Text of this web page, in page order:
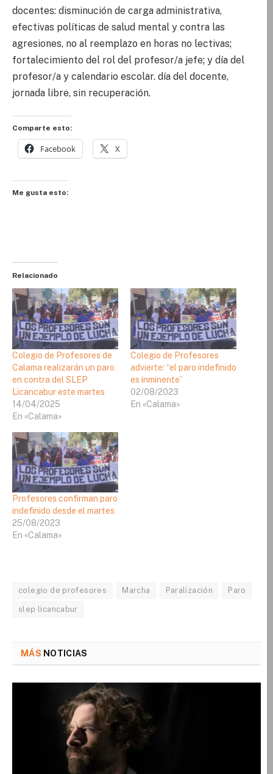
docentes: disminución de carga administrativa,
efectivas políticas de salud mental y contra las
agresiones, no al reemplazo en horas no lectivas;
fortalecimiento del rol del profesor/a jefe; y día del
profesor/a y calendario escolar. día del docente,
jornada libre, sin recuperación.
Comparte esto:
Facebook X
Me gusta esto:
Relacionado
Colegio de Profesores de
Calama realizarán un paro
en contra del SLEP
Licancabur este martes
14/04/2025
En «Calama»
Colegio de Profesores
advierte: “el paro indefinido
es inminente”
02/08/2023
En «Calama»
Profesores confirman paro
indefinido desde el martes
25/08/2023
En «Calama»
colegio de profesores Marcha Paralización Paro
slep licancabur
MÁS NOTICIAS